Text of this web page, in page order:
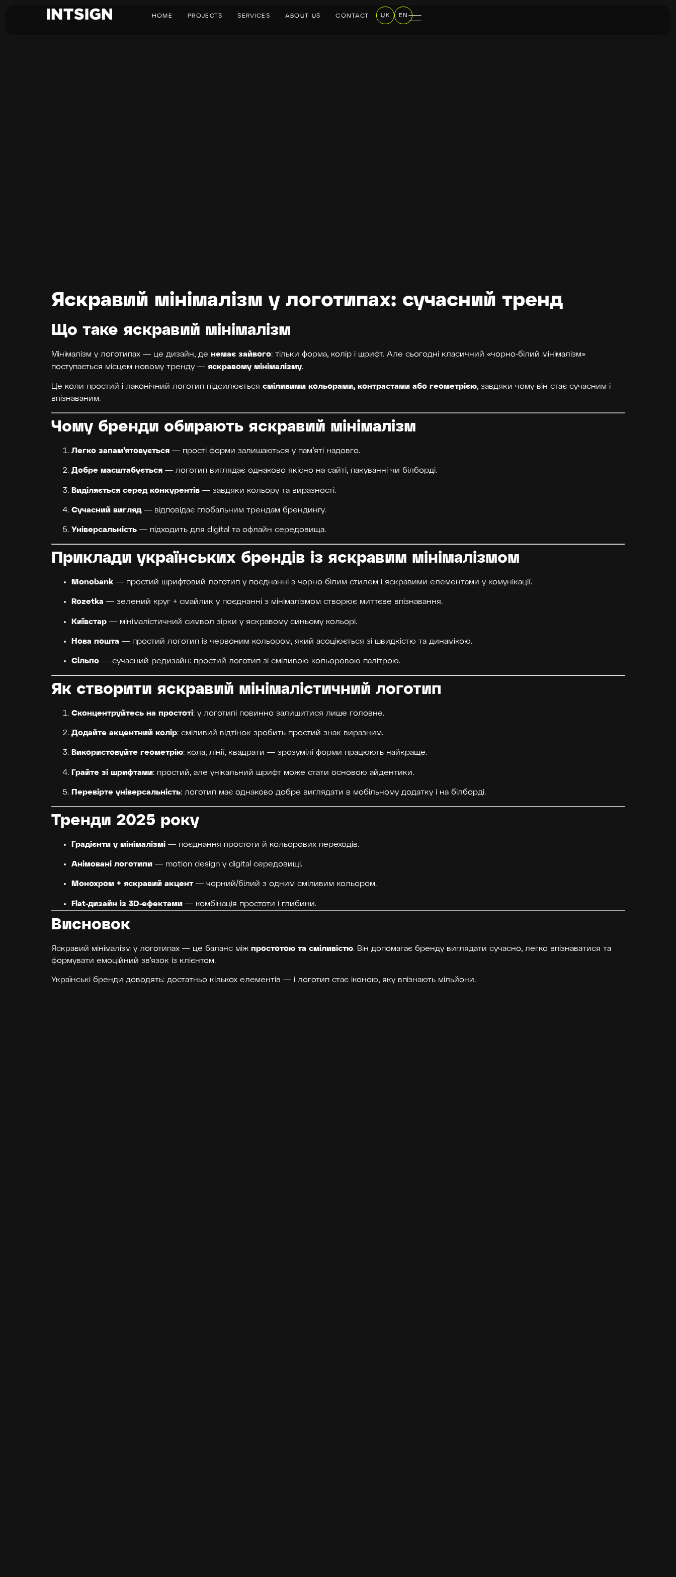
HOME PROJECTS SERVICES ABOUT US CONTACT UK EN
Яскравий мінімалізм у логотипах: сучасний тренд
Що таке яскравий мінімалізм
Мінімалізм у логотипах — це дизайн, де немає зайвого: тільки форма, колір і шрифт. Але сьогодні класичний «чорно-білий мінімалізм»
поступається місцем новому тренду — яскравому мінімалізму.
Це коли простий і лаконічний логотип підсилюється сміливими кольорами, контрастами або геометрією, завдяки чому він стає сучасним і
впізнаваним.
Чому бренди обирають яскравий мінімалізм
Легко запам’ятовується — прості форми залишаються у пам’яті надовго.
Добре масштабується — логотип виглядає однаково якісно на сайті, пакуванні чи білборді.
Виділяється серед конкурентів — завдяки кольору та виразності.
Сучасний вигляд— відповідає глобальним трендам брендингу.
Універсальність — підходить для digital та офлайн середовища.
Приклади українських брендів із яскравим мінімалізмом
Monobank— простий шрифтовий логотип у поєднанні з чорно-білим стилем і яскравими елементами у комунікації.
Rozetka — зелений круг + смайлик у поєднанні з мінімалізмом створює миттєве впізнавання.
Київстар — мінімалістичний символ зірки у яскравому синьому кольорі.
Нова пошта — простий логотип із червоним кольором, який асоціюється зі швидкістю та динамікою.
Сільпо — сучасний редизайн: простий логотип зі сміливою кольоровою палітрою.
Як створити яскравий мінімалістичний логотип
Сконцентруйтесь на простоті: у логотипі повинно залишитися лише головне.
Додайте акцентний колір: сміливий відтінок зробить простий знак виразним.
Використовуйте геометрію: кола, лінії, квадрати — зрозумілі форми працюють найкраще.
Грайте зі шрифтами: простий, але унікальний шрифт може стати основою айдентики.
Перевірте універсальність: логотип має однаково добре виглядати в мобільному додатку і на білборді.
Тренди 2025 року
Градієнти у мінімалізмі — поєднання простоти й кольорових переходів.
Анімовані логотипи — motion design у digital середовищі.
Монохром + яскравий акцент — чорний/білий з одним сміливим кольором.
Flat-дизайн із 3D-ефектами — комбінація простоти і глибини.
Висновок
Яскравий мінімалізм у логотипах — це баланс між простотою та сміливістю. Він допомагає бренду виглядати сучасно, легко впізнаватися та
формувати емоційний зв’язок із клієнтом.
Українські бренди доводять: достатньо кількох елементів — і логотип стає іконою, яку впізнають мільйони.